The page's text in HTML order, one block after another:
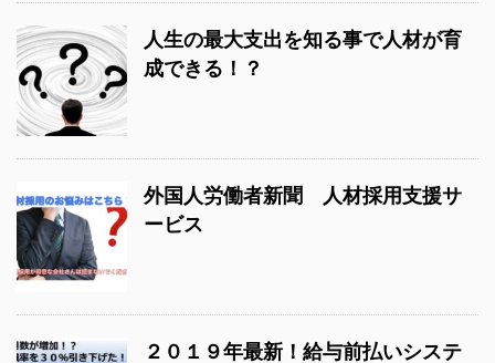
人生の最大支出を知る事で人材が育
成できる！？
外国人労働者新聞 人材採用支援サ
ービス
２０１９年最新！給与前払いシステ